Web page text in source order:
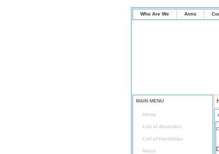
Who Are We Aims
MAIN MENU
Home
List of Atrocities
List of Hardships
News